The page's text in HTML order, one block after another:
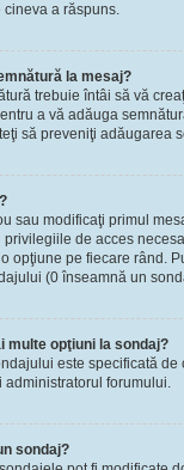
cineva a răspuns.
la mesaj?
trebuie întâi să vă
a vă adăuga
să preveniţi
sau modificaţi primul
privilegiile de acces
opţiune pe fiecare rând.
(0 înseamnă un
multe opţiuni la sondaj?
este specificată
administratorul forumului.
sondaj?